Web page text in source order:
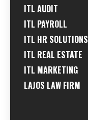
ITL AUDIT
ITL PAYROLL
ITL HR SOLUTIONS
ITL REAL ESTATE
ITL MARKETING
LAJOS LAW FIRM